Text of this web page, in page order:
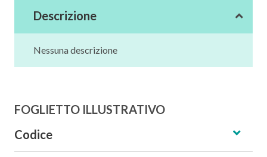
Descrizione
Nessuna descrizione
FOGLIETTO ILLUSTRATIVO
Codice